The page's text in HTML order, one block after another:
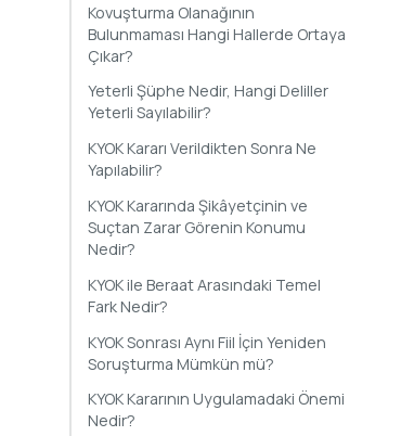
Kovuşturma Olanağının
Bulunmaması Hangi Hallerde Ortaya
Çıkar?
Yeterli Şüphe Nedir, Hangi Deliller
Yeterli Sayılabilir?
KYOK Kararı Verildikten Sonra Ne
Yapılabilir?
KYOK Kararında Şikâyetçinin ve
Suçtan Zarar Görenin Konumu
Nedir?
KYOK ile Beraat Arasındaki Temel
Fark Nedir?
KYOK Sonrası Aynı Fiil İçin Yeniden
Soruşturma Mümkün mü?
KYOK Kararının Uygulamadaki Önemi
Nedir?